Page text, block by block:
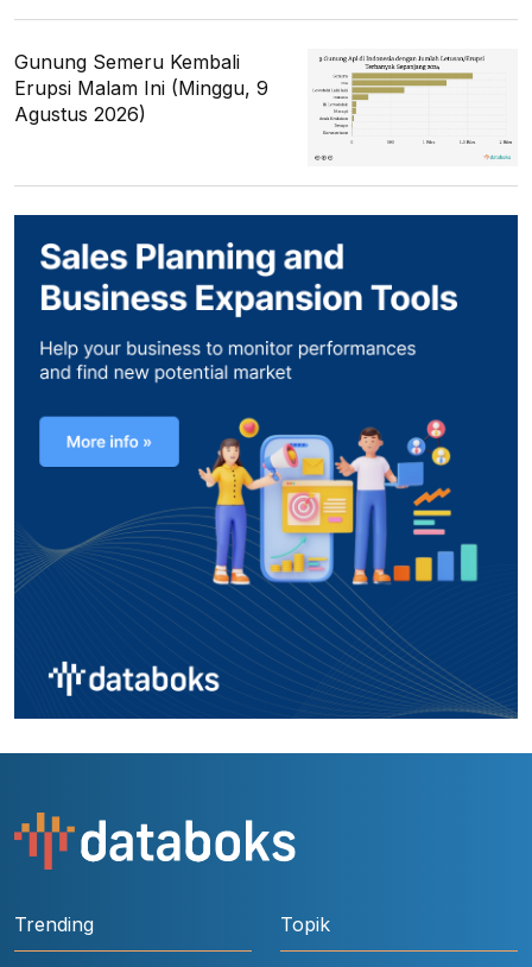
Gunung Semeru Kembali
Erupsi Malam Ini (Minggu, 9
Agustus 2026)
Trending Topik